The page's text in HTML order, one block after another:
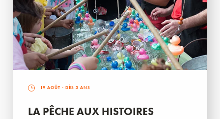
19 AOÛT - DÈS 3 ANS
LA PÊCHE AUX HISTOIRES